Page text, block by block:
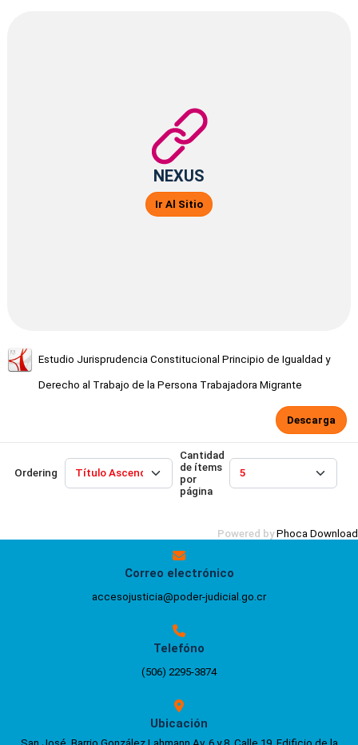
NEXUS
Ir Al Sitio
Estudio Jurisprudencia Constitucional Principio de Igualdad y
Derecho al Trabajo de la Persona Trabajadora Migrante
Descarga
Ordering
Cantidad
de ítems
por
página
Powered byPhoca Download
Correo electrónico
accesojusticia@poder-judicial.go.cr
Telefóno
(506) 2295-3874
Ubicación